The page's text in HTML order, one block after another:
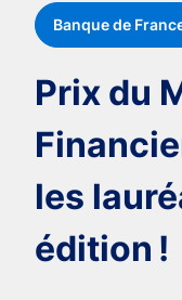
Banque de
Prix du
les
édition !